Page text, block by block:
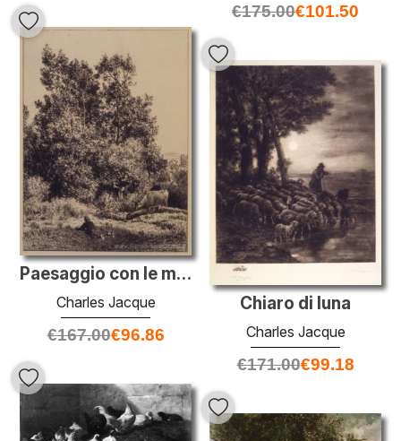
€175.00€101.50
Paesaggio con le mucche
Charles Jacque
€167.00€96.86
Chiaro di luna
Charles Jacque
€171.00€99.18